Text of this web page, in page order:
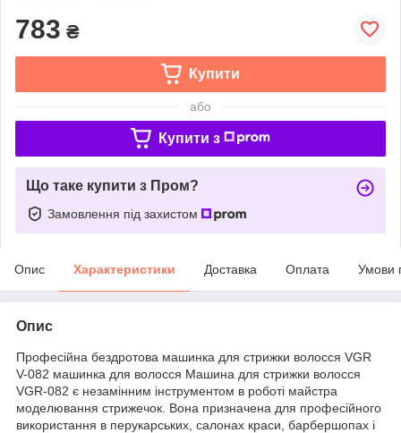
783 ₴
Купити
або
Купити з
Що таке купити з Пром?
Замовлення під захистом
Опис Характеристики Доставка Оплата Умови
Опис
Професійна бездротова машинка для стрижки волосся VGR
V-082 машинка для волосся Машина для стрижки волосся
VGR-082 є незамінним інструментом в роботі майстра
моделювання стрижечок. Вона призначена для професійного
використання в перукарських, салонах краси, барбершопах і